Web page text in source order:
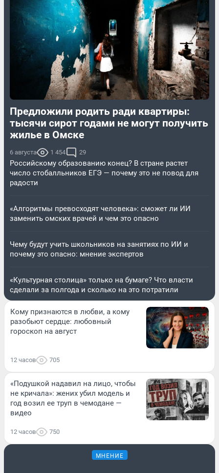
Предложили родить ради квартиры:
тысячи сирот годами не могут получить
жилье в Омске
6 августа 1 454 29
Российскому образованию конец? В стране растет
число стобалльников ЕГЭ — почему это не повод для
радости
«Алгоритмы превосходят человека»: сможет ли ИИ
заменить омских врачей и чем это опасно
Чему будут учить школьников на занятиях по ИИ и
почему это опасно: мнение экспертов
«Культурная столица» только на бумаге? Что власти
сделали за полгода и сколько на это потратили
Кому признаются в любви, а кому
разобьют сердце: любовный
гороскоп на август
12 часов 705
«Подушкой надавил на лицо, чтобы
не кричала»: жених убил модель и
год возил ее труп в чемодане —
видео
12 часов 750
МНЕНИЕ